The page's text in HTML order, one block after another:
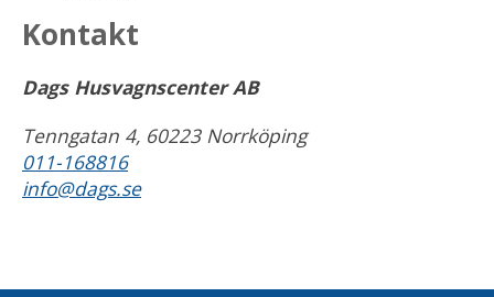
Kontakt
Dags Husvagnscenter AB
Tenngatan 4, 60223 Norrköping
011-168816
info@dags.se